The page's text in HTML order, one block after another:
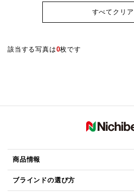
すべてクリア
該当する写真は0枚です
商品情報
ブラインドの選び方